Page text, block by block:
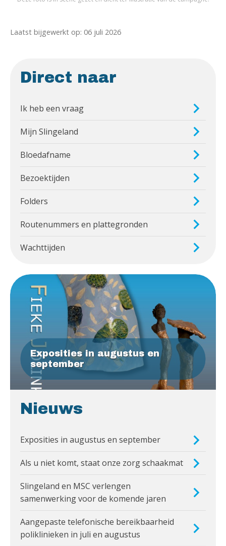
Laatst bijgewerkt op: 06 juli 2026
Direct naar
Ik heb een vraag
Mijn Slingeland
Bloedafname
Bezoektijden
Folders
Routenummers en plattegronden
Wachttijden
Exposities in augustus en
september
Nieuws
Exposities in augustus en september
Als u niet komt, staat onze zorg schaakmat
Slingeland en MSC verlengen
samenwerking voor de komende jaren
Aangepaste telefonische bereikbaarheid
poliklinieken in juli en augustus